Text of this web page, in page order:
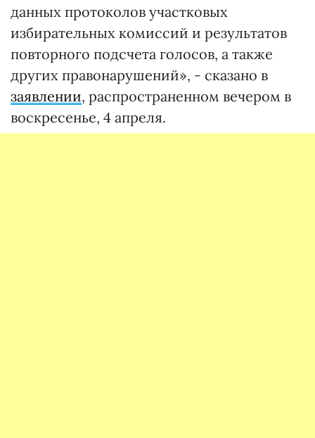
данных протоколов участковых
избирательных комиссий и результатов
повторного подсчета голосов, а также
других правонарушений», - сказано в
заявлении, распространенном вечером в
воскресенье, 4 апреля.